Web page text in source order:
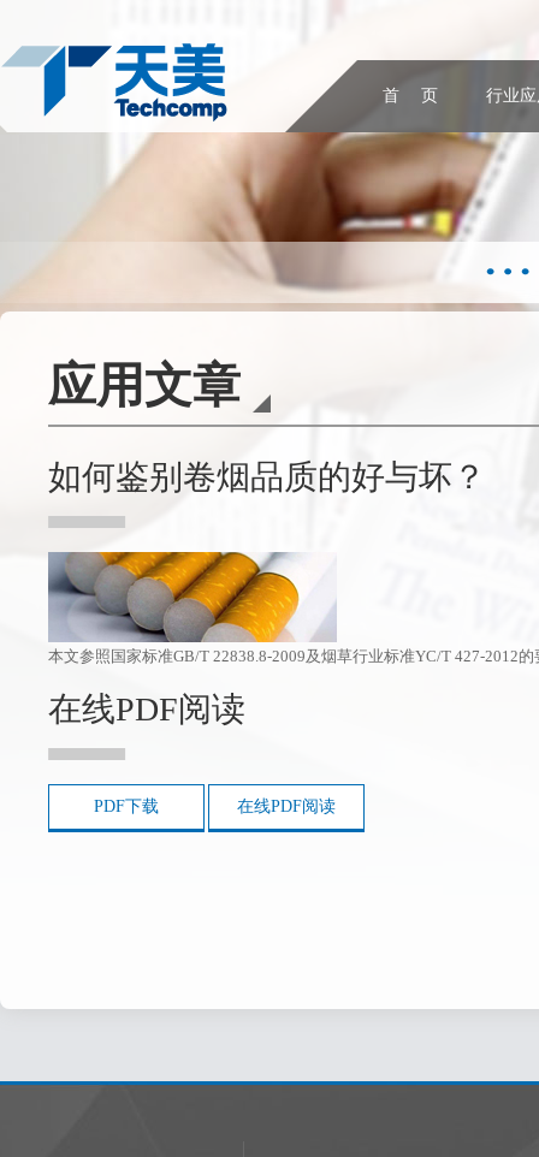
首 页 行业
应用文章
如何鉴别卷烟品质的好与坏？
本文参照国家标准GB/T 22838.8-2009及烟草行业标准YC/T 427-2012
在线PDF阅读
PDF下载 在线PDF阅读